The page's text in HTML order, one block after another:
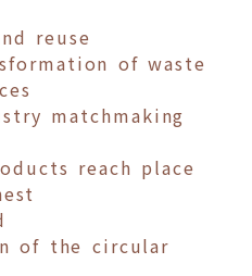
reuse
of waste
matchmaking
reach place
of the circular